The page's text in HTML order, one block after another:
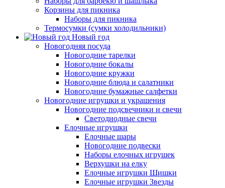
Корзины для пикника
Наборы для пикника
Термосумки (сумки холодильники)
Новый год
Новогодняя посуда
Новогодние тарелки
Новогодние бокалы
Новогодние кружки
Новогодние блюда и салатники
Новогодние бумажные салфетки
Новогодние игрушки и украшения
Новогодние подсвечники и свечи
Светодиодные свечи
Елочные игрушки
Елочные шары
Новогодние подвески
Наборы елочных игрушек
Верхушки на елку
Елочные игрушки Шишки
Елочные игрушки Звезды